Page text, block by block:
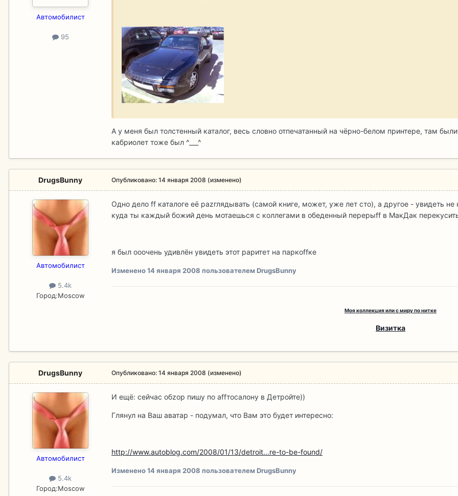
Aвтомобилист
95
А у меня был толстенный каталог, весь словно отпечатанный на чёрно-белом принтере, там
кабриолет тоже был ^___^
DrugsBunny
Aвтомобилист
5.4k
Город:Moscow
Опубликовано: 14 января 2008 (изменено)
Одно дело ff каталоге её раzглядывать (самой книге, может, уже лет сто), а другое - увидеть
куда ты каждый божий день мотаешься с коллегами в обеденный перерыff в МакДак
я был ооочень удивлён увидеть этот раритет на паркоffке
Изменено14 января 2008 пользователем DrugsBunny
Моя коллекция или с миру по нитке
Визитка
DrugsBunny
Aвтомобилист
5.4k
Город:Moscow
Опубликовано: 14 января 2008 (изменено)
И ещё: сейчас обzор пишу по аffтосалону в Детройте))
Глянул на Ваш аватар - подумал, что Вам это будет интересно:
http://www.autoblog.com/2008/01/13/detroit...re-to-be-found/
Изменено14 января 2008 пользователем DrugsBunny